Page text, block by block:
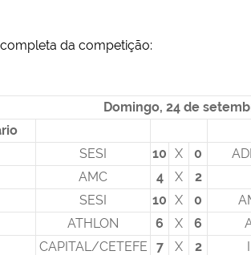
da competição:
Domingo, 24 de
SESI 10 X 0
AMC 4 X
2
SESI 10 X 0
ATHLON 6 X 6
CAPITAL/CETEFE 7 X 2